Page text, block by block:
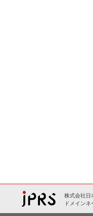
株式会社日
ドメイン